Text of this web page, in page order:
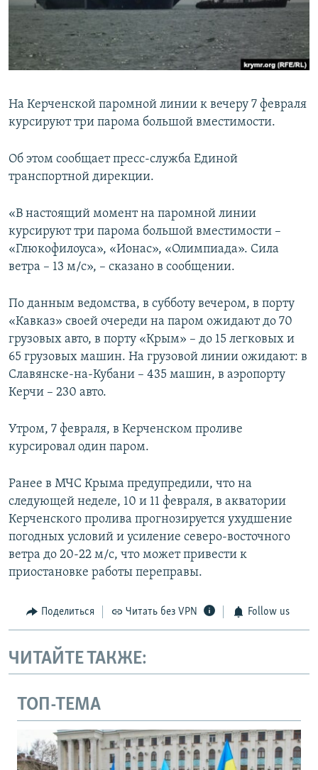
ПОБЕДИТЕЛЕЙ НЕ СУДЯТ?
КРЫМ.НЕПОКОРЕННЫЙ
ELIFBE
ПРИСОЕДИНЯЙТЕСЬ!
Все сайты RFE/RL
На Керченской паромной линии к вечеру 7 февраля
курсируют три парома большой вместимости.
Об этом сообщает пресс-служба Единой
транспортной дирекции.
«В настоящий момент на паромной линии
курсируют три парома большой вместимости –
«Глюкофилоуса», «Ионас», «Олимпиада». Сила
ветра – 13 м/с», – сказано в сообщении.
По данным ведомства, в субботу вечером, в порту
«Кавказ» своей очереди на паром ожидают до 70
грузовых авто, в порту «Крым» – до 15 легковых и
65 грузовых машин. На грузовой линии ожидают: в
Славянске-на-Кубани – 435 машин, в аэропорту
Керчи – 230 авто.
Утром, 7 февраля, в Керченском проливе
курсировал один паром.
Ранее в МЧС Крыма предупредили, что на
следующей неделе, 10 и 11 февраля, в акватории
Керченского пролива прогнозируется ухудшение
погодных условий и усиление северо-восточного
ветра до 20-22 м/с, что может привести к
приостановке работы переправы.
Поделиться Читать без VPN Follow us
ЧИТАЙТЕ ТАКЖЕ:
ТОП-ТЕМА